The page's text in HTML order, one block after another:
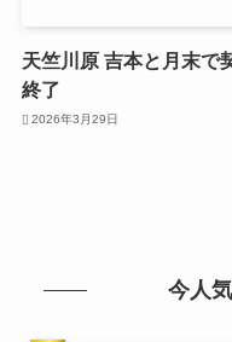
天竺川原 吉本と月末で
終了
2026年3月29日
今人